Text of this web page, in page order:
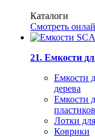
Каталоги
Смотреть
21. Емкости
Емкости
дерева
Емкости
Лотки
Коврики